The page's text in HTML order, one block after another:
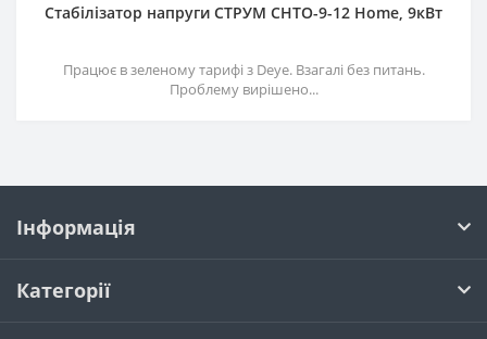
Стабілізатор напруги СТРУМ СНТО-9-12 Home, 9кВт
Працює в зеленому тарифі з Deye. Взагалі без питань.
Проблему вирішено...
Інформація
Категорії